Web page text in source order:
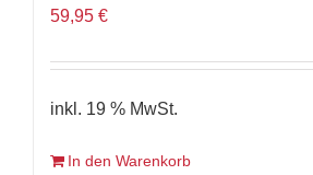
59,95 €
inkl. 19 % MwSt.
In den Warenkorb